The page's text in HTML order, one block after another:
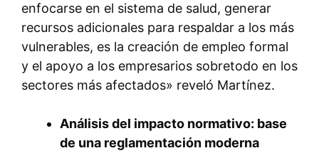
enfocarse en el sistema de salud, generar
recursos adicionales para respaldar a los más
vulnerables, es la creación de empleo formal
y el apoyo a los empresarios sobretodo en los
sectores más afectados» reveló Martínez.
Análisis del impacto normativo: base
de una reglamentación moderna